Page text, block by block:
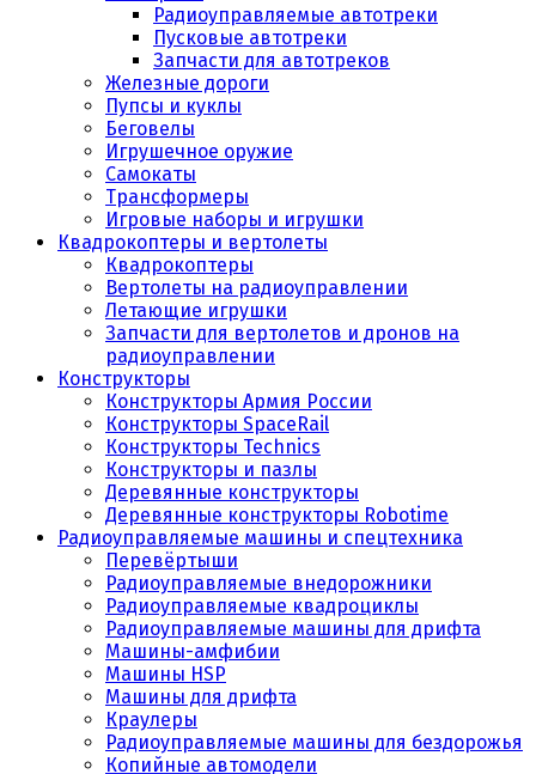
Радиоуправляемые автотреки
Пусковые автотреки
Запчасти для автотреков
Железные дороги
Пупсы и куклы
Беговелы
Игрушечное оружие
Самокаты
Трансформеры
Игровые наборы и игрушки
Квадрокоптеры и вертолеты
Квадрокоптеры
Вертолеты на радиоуправлении
Летающие игрушки
Запчасти для вертолетов и дронов на
радиоуправлении
Конструкторы
Конструкторы Армия России
Конструкторы SpaceRail
Конструкторы Technics
Конструкторы и пазлы
Деревянные конструкторы
Деревянные конструкторы Robotime
Радиоуправляемые машины и спецтехника
Перевёртыши
Радиоуправляемые внедорожники
Радиоуправляемые квадроциклы
Радиоуправляемые машины для дрифта
Машины-амфибии
Машины HSP
Машины для дрифта
Краулеры
Радиоуправляемые машины для бездорожья
Копийные автомодели